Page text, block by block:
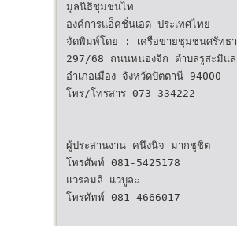
มูลนิธิชุมชนไท
องค์การแอ็คชั่นเอด ประเทศไทย
จัดพิมพ์โดย : เครือข่ายชุมชนศรัทธา
297/68 ถนนหนองจิก ตำบลรูสะมิแล
อำเภอเมือง จังหวัดปัตตานี 94000
โทร/โทรสาร 073-334222
ผู้ประสานงาน คนึงนิจ มากชูชิต
โทรศัพท์ 081-5425178
แวรอมลี แวบูละ
โทรศัทพ์ 081-4666017